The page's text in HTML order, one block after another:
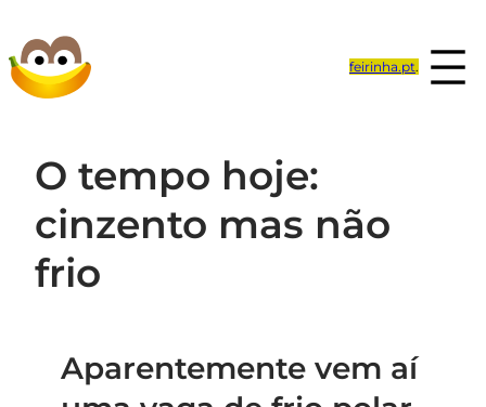
para
o
feirinha.pt.
O tempo hoje:
cinzento mas não
frio
Aparentemente vem aí